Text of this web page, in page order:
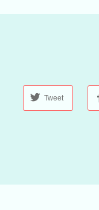
Tweet